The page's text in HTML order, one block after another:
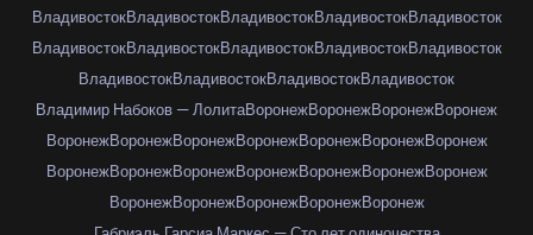
ВладивостокВладивостокВладивостокВладивостокВладивосток
ВладивостокВладивостокВладивостокВладивостокВладивосток
ВладивостокВладивостокВладивостокВладивосток
Владимир Набоков — ЛолитаВоронежВоронежВоронежВоронеж
ВоронежВоронежВоронежВоронежВоронежВоронежВоронеж
ВоронежВоронежВоронежВоронежВоронежВоронежВоронеж
ВоронежВоронежВоронежВоронежВоронеж